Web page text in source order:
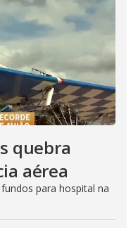
quebra
aérea
para hospital na